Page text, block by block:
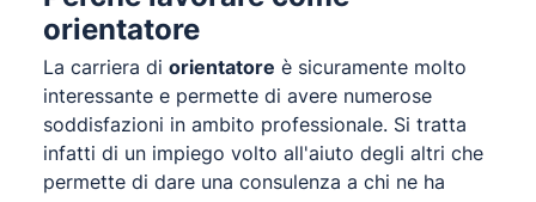
orientatore
La carriera di orientatore è sicuramente molto
interessante e permette di avere numerose
soddisfazioni in ambito professionale. Si tratta
infatti di un impiego volto all'aiuto degli altri che
permette di dare una consulenza a chi ne ha